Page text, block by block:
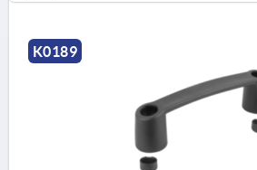
K0189